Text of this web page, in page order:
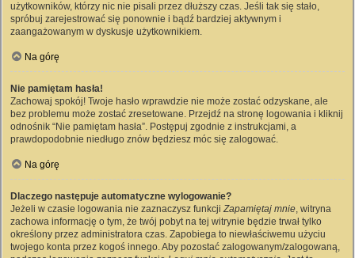
użytkowników, którzy nic nie pisali przez dłuższy czas. Jeśli tak się stało,
spróbuj zarejestrować się ponownie i bądź bardziej aktywnym i
zaangażowanym w dyskusje użytkownikiem.
Na górę
Nie pamiętam hasła!
Zachowaj spokój! Twoje hasło wprawdzie nie może zostać odzyskane, ale
bez problemu może zostać zresetowane. Przejdź na stronę logowania i kliknij
odnośnik “Nie pamiętam hasła”. Postępuj zgodnie z instrukcjami, a
prawdopodobnie niedługo znów będziesz móc się zalogować.
Na górę
Dlaczego następuje automatyczne wylogowanie?
Jeżeli w czasie logowania nie zaznaczysz funkcjiZapamiętaj mnie, witryna
zachowa informację o tym, że twój pobyt na tej witrynie będzie trwał tylko
określony przez administratora czas. Zapobiega to niewłaściwemu użyciu
twojego konta przez kogoś innego. Aby pozostać zalogowanym/zalogowaną,